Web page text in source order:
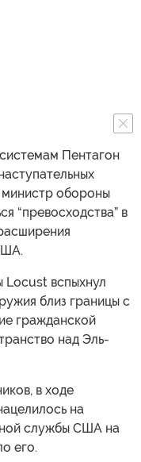
Пентагон
обороны
“превосходства” в
Locust вспыхнул
близ границы с
гражданской
над Эль-
в ходе
на
службы США на
его.